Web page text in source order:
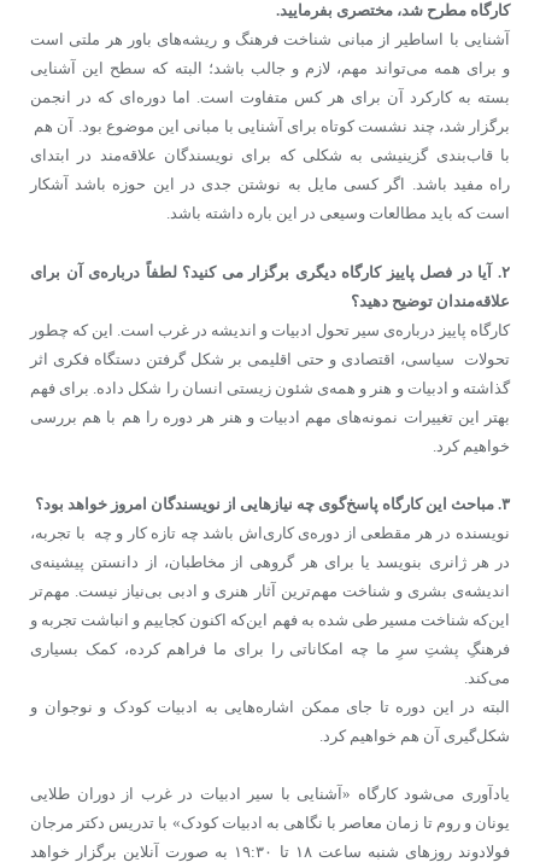
کارگاه مطرح شد، مختصری بفرمایید.
آشنایی با اساطیر از مبانی شناخت فرهنگ و ریشه‌های باور هر ملتی است
و برای همه می‌تواند مهم، لازم و جالب باشد؛ البته که سطح این آشنایی
بسته به کارکرد آن برای هر کس متفاوت است. اما دوره‌ای که در انجمن
برگزار شد، چند نشست کوتاه برای آشنایی با مبانی این موضوع بود. آن هم
با قاب‌بندی گزینیشی به شکلی که برای نویسندگان علاقه‌مند در ابتدای
راه مفید باشد. اگر کسی مایل به نوشتن جدی در این حوزه باشد آشکار
است که باید مطالعات وسیعی در این باره داشته باشد.
۲. آیا در فصل پاییز کارگاه دیگری برگزار می کنید؟ لطفاً درباره‌ی آن برای
علاقه‌مندان توضیح دهید؟
کارگاه پاییز درباره‌ی سیر تحول ادبیات و اندیشه در غرب است. این که چطور
تحولات سیاسی، اقتصادی و حتی اقلیمی بر شکل گرفتن دستگاه فکری اثر
گذاشته و ادبیات و هنر و همه‌ی شئون زیستی انسان را شکل داده. برای فهم
بهتر این تغییرات نمونه‌های مهم ادبیات و هنر هر دوره را هم با هم بررسی
خواهیم کرد.
۳. مباحث این کارگاه پاسخ‌گوی چه نیازهایی از نویسندگان امروز خواهد بود؟
نویسنده در هر مقطعی از دوره‌ی کاری‌اش باشد چه تازه کار و چه با تجربه،
در هر ژانری بنویسد یا برای هر گروهی از مخاطبان، از دانستن پیشینه‌ی
اندیشه‌ی بشری و شناخت مهم‌ترین آثار هنری و ادبی بی‌نیاز نیست. مهم‌تر
این‌که شناخت مسیر طی شده به فهم این‌که اکنون کجاییم و انباشت تجربه و
فرهنگِ پشتِ سرِ ما چه امکاناتی را برای ما فراهم کرده، کمک بسیاری
می‌کند.
البته در این دوره تا جای ممکن اشاره‌هایی به ادبیات کودک و نوجوان و
شکل‌گیری آن هم خواهیم کرد.
یادآوری می‌شود کارگاه «آشنایی با سیر ادبیات در غرب از دوران طلایی
یونان و روم تا زمان معاصر با نگاهی به ادبیات کودک» با تدریس دکتر مرجان
فولادوند روزهای شنبه ساعت ۱۸ تا ۱۹:۳۰ به صورت آنلاین برگزار خواهد